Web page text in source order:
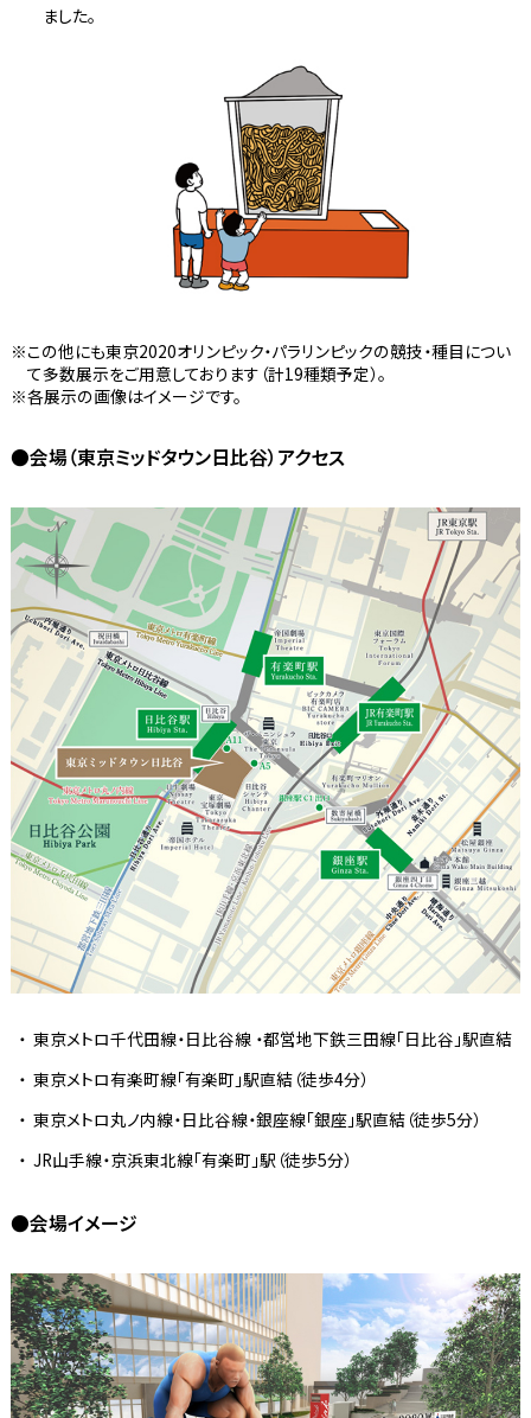
ました。
この他にも東京2020オリンピック・パラリンピックの競技・種目につい
て多数展示をご用意しております（計19種類予定）。
各展示の画像はイメージです。
●会場（東京ミッドタウン日比谷）アクセス
東京メトロ千代田線・日比谷線 ・都営地下鉄三田線「日比谷」駅直結
東京メトロ有楽町線「有楽町」駅直結（徒歩4分）
東京メトロ丸ノ内線・日比谷線・銀座線「銀座」駅直結（徒歩5分）
JR山手線・京浜東北線「有楽町」駅（徒歩5分）
●会場イメージ